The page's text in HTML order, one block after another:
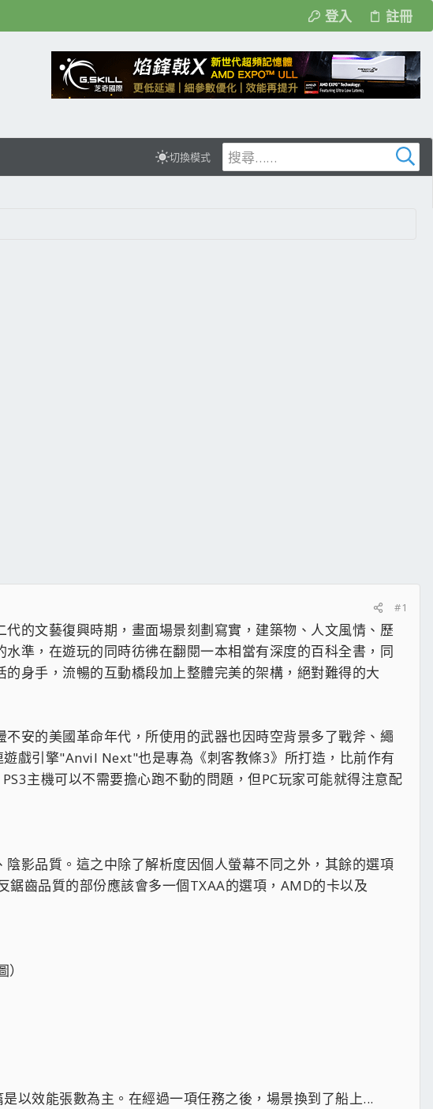
登入 註冊
切換模式
#1
的文藝復興時期，畫面場景刻劃寫實，建築物、人文風情、歷
準，在遊玩的同時彷彿在翻閱一本相當有深度的百科全書，同
身手，流暢的互動橋段加上整體完美的架構，絕對難得的大
安的美國革命年代，所使用的武器也因時空背景多了戰斧、繩
戲引擎"Anvil Next"也是專為《刺客教條3》所打造，比前作有
主機可以不需要擔心跑不動的問題，但PC玩家可能就得注意配
影品質。這之中除了解析度因個人螢幕不同之外，其餘的選項
齒品質的部份應該會多一個TXAA的選項，AMD的卡以及
以效能張數為主。在經過一項任務之後，場景換到了船上...